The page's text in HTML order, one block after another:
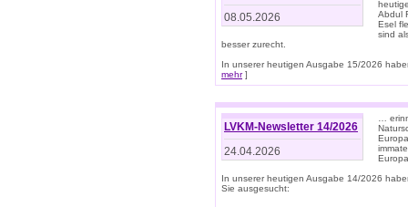
08.05.2026
Abdul
Esel
sind
besser zurecht.
In unserer heutigen Ausgabe 15/2026
mehr]
LVKM-Newsletter 14/2026
24.04.2026
…
In unserer heutigen Ausgabe 14/2026
Sie ausgesucht: